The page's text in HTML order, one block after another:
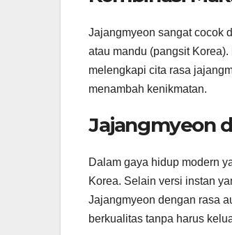
Jajangmyeon sangat cocok
atau mandu (pangsit
melengkapi cita rasa
menambah kenikmatan.
Jajangmyeon
Dalam gaya hidup modern
Korea. Selain versi instan
Jajangmyeon dengan rasa
berkualitas tanpa harus